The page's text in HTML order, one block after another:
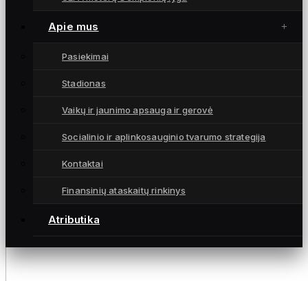
Apie mus
Pasiekimai
Stadionas
Vaikų ir jaunimo apsauga ir gerovė
Socialinio ir aplinkosauginio tvarumo strategija
Kontaktai
Finansinių ataskaitų rinkinys
Atributika